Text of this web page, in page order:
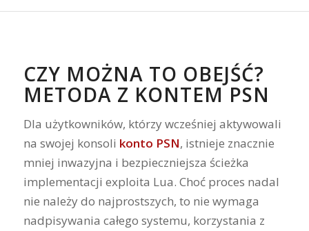
CZY MOŻNA TO OBEJŚĆ?
METODA Z KONTEM PSN
Dla użytkowników, którzy wcześniej aktywowali
na swojej konsoli konto PSN, istnieje znacznie
mniej inwazyjna i bezpieczniejsza ścieżka
implementacji exploita Lua. Choć proces nadal
nie należy do najprostszych, to nie wymaga
nadpisywania całego systemu, korzystania z